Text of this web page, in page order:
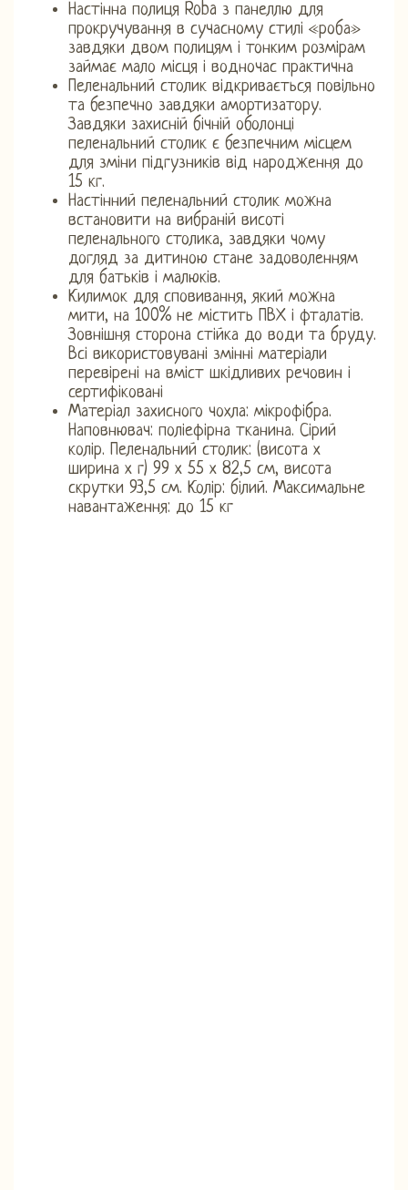
Настінна полиця Roba з панеллю для
прокручування в сучасному стилі «роба»
завдяки двом полицям і тонким розмірам
займає мало місця і водночас практична
Пеленальний столик відкривається повільно
та безпечно завдяки амортизатору.
Завдяки захисній бічній оболонці
пеленальний столик є безпечним місцем
для зміни підгузників від народження до
15 кг.
Настінний пеленальний столик можна
встановити на вибраній висоті
пеленального столика, завдяки чому
догляд за дитиною стане задоволенням
для батьків і малюків.
Килимок для сповивання, який можна
мити, на 100% не містить ПВХ і фталатів.
Зовнішня сторона стійка до води та бруду.
Всі використовувані змінні матеріали
перевірені на вміст шкідливих речовин і
сертифіковані
Матеріал захисного чохла: мікрофібра.
Наповнювач: поліефірна тканина. Сірий
колір. Пеленальний столик: (висота х
ширина х г) 99 х 55 х 82,5 см, висота
скрутки 93,5 см. Колір: білий. Максимальне
навантаження: до 15 кг